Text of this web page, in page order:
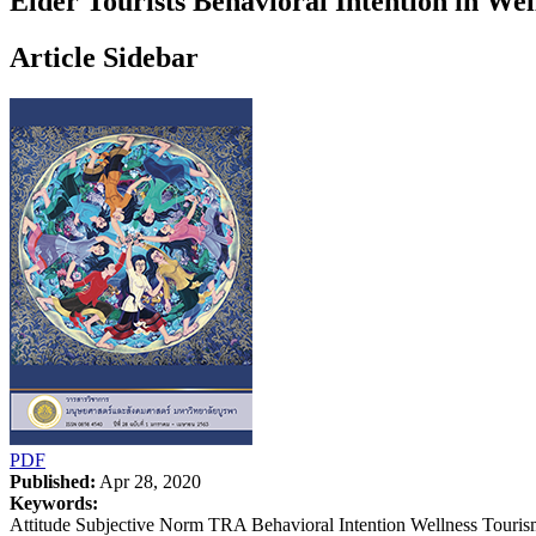
Article Sidebar
PDF
Published: Apr 28, 2020
Keywords:
Attitude Subjective Norm TRA Behavioral Intention Wellness